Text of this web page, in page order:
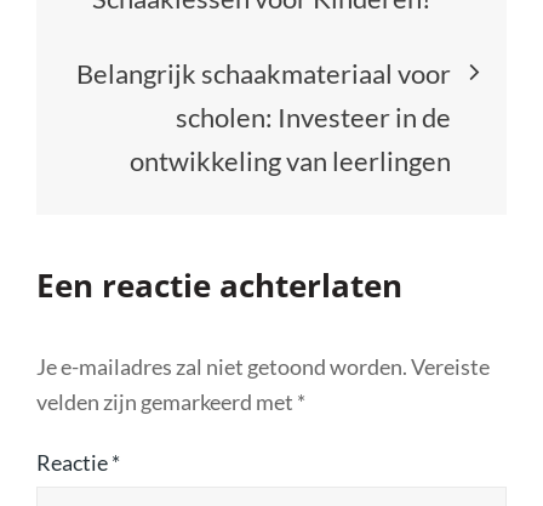
Belangrijk schaakmateriaal voor
scholen: Investeer in de
ontwikkeling van leerlingen
Een reactie achterlaten
Je e-mailadres zal niet getoond worden.Vereiste
velden zijn gemarkeerd met *
Reactie*